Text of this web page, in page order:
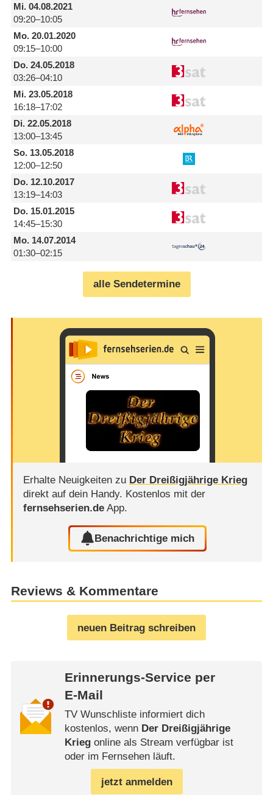
Mi.04.08.2021
09:20–10:05
Mo.20.01.2020
09:15–10:00
Do.24.05.2018
03:26–04:10
Mi.23.05.2018
16:18–17:02
Di.22.05.2018
13:00–13:45
So.13.05.2018
12:00–12:50
Do.12.10.2017
13:19–14:03
Do.15.01.2015
14:45–15:30
Mo.14.07.2014
01:30–02:15
alle Sendetermine
Erhalte Neuigkeiten zu Der Dreißigjährige Krieg
direkt auf dein Handy. Kostenlos mit der
fernsehserien.deApp.
Benachrichtige mich
Reviews & Kommentare
neuen Beitrag schreiben
Erinnerungs-Service per
E-Mail
TV Wunschliste informiert dich
kostenlos, wenn Der Dreißigjährige
Kriegonline als Stream verfügbar ist
oder im Fernsehen läuft.
jetzt anmelden